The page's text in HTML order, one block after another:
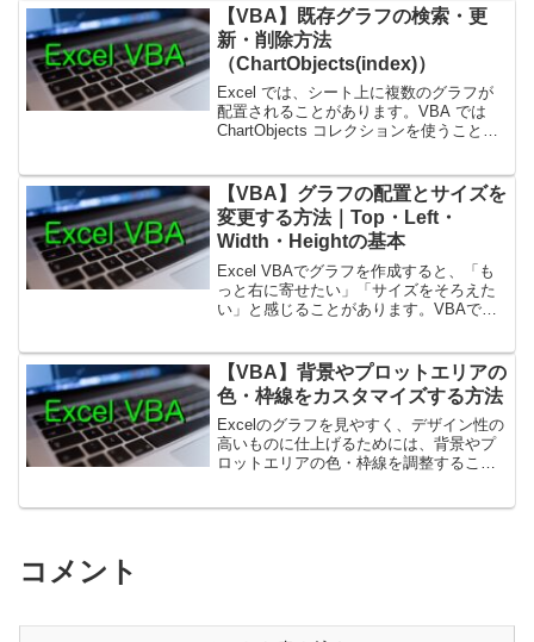
5 個支店が 20 ならグラフ 20 個を手作業
で作成...
【VBA】既存グラフの検索・更
新・削除方法
（ChartObjects(index)）
Excel では、シート上に複数のグラフが
配置されることがあります。VBA では
ChartObjects コレクションを使うこと
す。1. ChartObjects の基本...
【VBA】グラフの配置とサイズを
変更する方法｜Top・Left・
Width・Heightの基本
Excel VBAでグラフを作成すると、「も
っと右に寄せたい」「サイズをそろえた
い」と感じることがあります。VBAで
プロパティを使うことで、グ...
【VBA】背景やプロットエリアの
色・枠線をカスタマイズする方法
Excelのグラフを見やすく、デザイン性の
高いものに仕上げるためには、背景やプ
ロットエリアの色・枠線を調整すること
コメント